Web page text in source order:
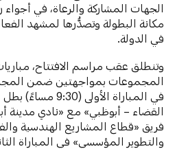
الجهات المشاركة والرعاة، في
مكانة البطولة وتصدُّرها لمشهد
في الدولة.
وتنطلق عقب مراسم الافتتاح،
المجموعات بمواجهتين ضمن
في المباراة
القضاء – أبوظبي» مع «نادي مدينة
فريق «قطاع المشاريع الهندسية
والتطوير المؤسسي» في المباراة الثانية (10:30